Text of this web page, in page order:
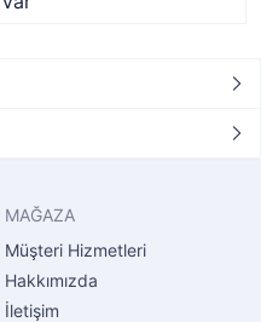
MAĞAZA
Müşteri Hizmetleri
Hakkımızda
İletişim